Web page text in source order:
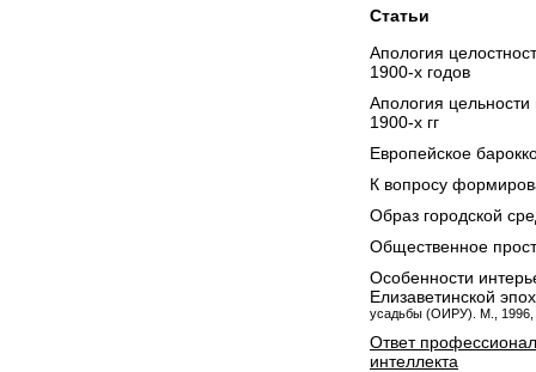
Статьи
Апология
1900-х годов
Апология
1900-х гг
Европейское
К вопросу
Образ городской
Общественное
Особенности
Елизаветинской эпох
усадьбы (ОИРУ). М., 1996,
Ответ
интеллекта